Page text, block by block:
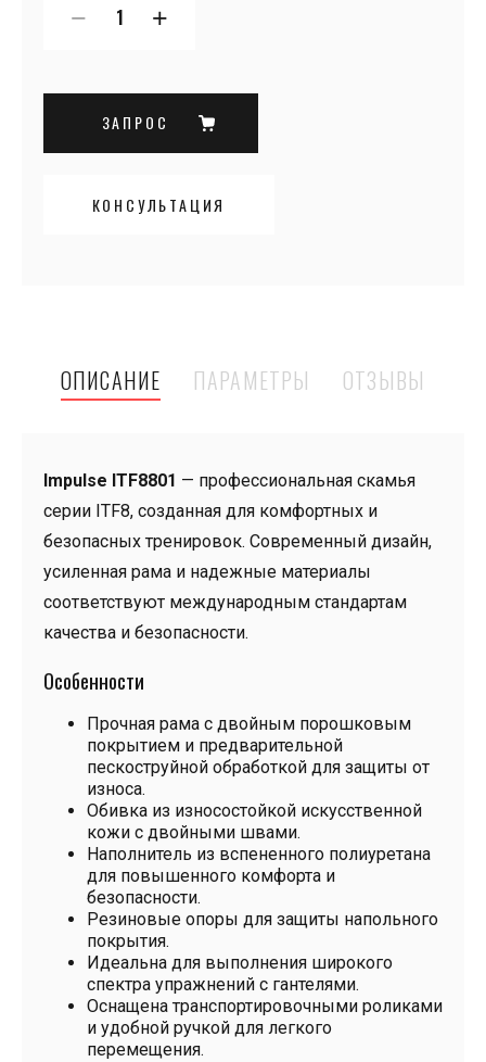
− +
ЗАПРОС
КОНСУЛЬТАЦИЯ
ОПИСАНИЕ ПАРАМЕТРЫ ОТЗЫВЫ
Impulse ITF8801 — профессиональная скамья
серии ITF8, созданная для комфортных и
безопасных тренировок. Современный дизайн,
усиленная рама и надежные материалы
соответствуют международным стандартам
качества и безопасности.
Особенности
Прочная рама с двойным порошковым
покрытием и предварительной
пескоструйной обработкой для защиты от
износа.
Обивка из износостойкой искусственной
кожи с двойными швами.
Наполнитель из вспененного полиуретана
для повышенного комфорта и
безопасности.
Резиновые опоры для защиты напольного
покрытия.
Идеальна для выполнения широкого
спектра упражнений с гантелями.
Оснащена транспортировочными роликами
и удобной ручкой для легкого
перемещения.